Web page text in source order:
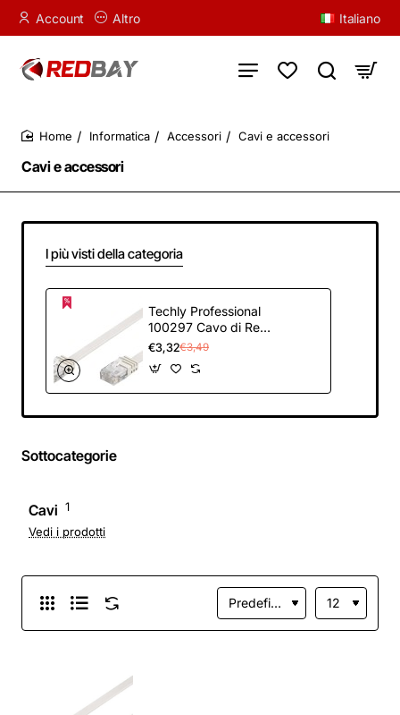
Account Altro Italiano
Cavi e accessori
Informatica Accessori Cavi e accessori
I più visti della categoria
Techly Professional
100297 Cavo di Rete
Patch Piatto in CCA
Cat.5E Bianco UTP 3
Metri Bianco -
U/UTP: Non
€3,32€3,49
Sottocategorie
Cavi 1
Vedi i prodotti